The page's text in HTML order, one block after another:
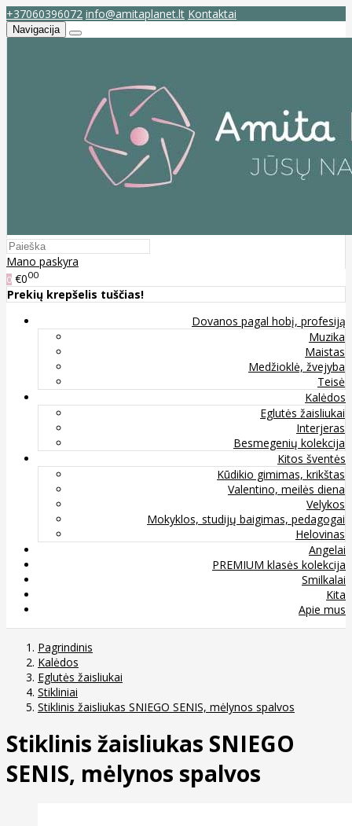
+37060396072 info@amitaplanet.lt Kontaktai
Navigacija
Mano paskyra
0 €000
Prekių krepšelis tuščias!
Dovanos pagal hobį, profesiją
Muzika
Maistas
Medžioklė, žvejyba
Teisė
Kalėdos
Eglutės žaisliukai
Interjeras
Besmegenių kolekcija
Kitos šventės
Kūdikio gimimas, krikštas
Valentino, meilės diena
Velykos
Mokyklos, studijų baigimas, pedagogai
Helovinas
Angelai
PREMIUM klasės kolekcija
Smilkalai
Kita
Apie mus
Pagrindinis
Kalėdos
Eglutės žaisliukai
Stikliniai
Stiklinis žaisliukas SNIEGO SENIS, mėlynos spalvos
Stiklinis žaisliukas SNIEGO
SENIS, mėlynos spalvos